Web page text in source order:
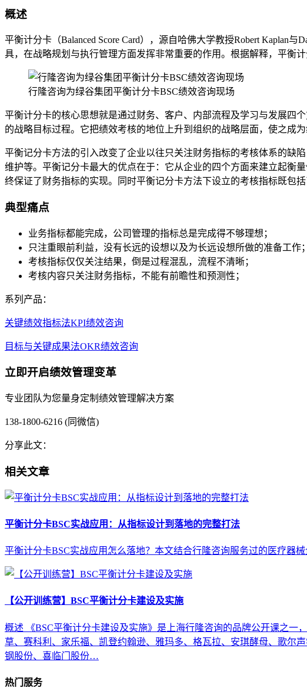
概述
平衡计分卡（Balanced Score Card），源自哈佛大学教授Robert Kaplan
具，在战略规划与执行管理方面发挥非常重要的作用。根据解释，平衡
行隆咨询为绿谷集团平衡计分卡BSC绩效咨询现场
平衡计分卡的核心思想就是通过财务、客户、内部流程及学习与发展
的战略目标过程。它把绩效考核的地位上升到组织的战略层面，使之成为
平衡记分卡方法的引入改变了企业以往只关注财务指标的考核体系的缺
维护等。平衡记分卡最大的优点在于：它从企业的四个方面来建立起衡
终保证了财务指标的实现。同时平衡记分卡方法下设立的考核指标既包
典型痛点
业务指标都能完成，公司管理的指标总是完成得不够理想；
只注重眼前利益，没有长远的设想以及为长远设想所做的准备工作；
考核指标仅仅关注结果，倒是过程混乱，流程不清晰；
考核内容只关注财务指标，不能有前瞻性和预测性；
系列产品：
关键绩效指标法KPI绩效咨询
目标与关键成果法OKR绩效咨询
立即开启绩效管理变革
专业团队为您量身定制绩效管理解决方案
138-1800-6216 (同微信)
分享此文：
相关文章
平衡计分卡BSC实战应用：从指标设计到落地的完整打法
平衡计分卡BSC实战应用怎么落地？本文结合行隆咨询服务过的医疗器
【公开训练营】BSC平衡计分卡建设及实施
概述 《BSC平衡计分卡建设及实施》是上海行隆咨询的品牌公开课之一
草、赛科利、家乐福、凯登约翰逊、雅玛多、格瓦拉、安琪酵母、歌尔
钢股份、喜临门股份…
热门服务